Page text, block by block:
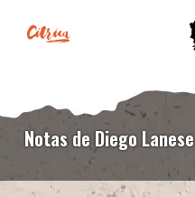
Notas de Diego Lanese